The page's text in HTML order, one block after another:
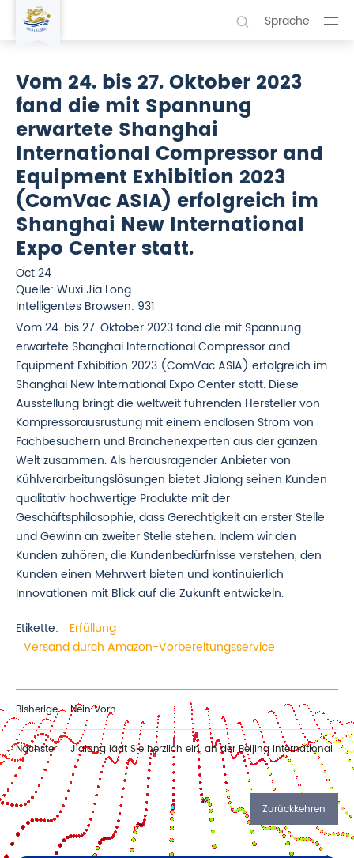
Sprache
Vom 24. bis 27. Oktober 2023
fand die mit Spannung
erwartete Shanghai
International Compressor and
Equipment Exhibition 2023
(ComVac ASIA) erfolgreich im
Shanghai New International
Expo Center statt.
Oct 24
Quelle: Wuxi Jia Long.
Intelligentes Browsen: 931
Vom 24. bis 27. Oktober 2023 fand die mit Spannung
erwartete Shanghai International Compressor and
Equipment Exhibition 2023 (ComVac ASIA) erfolgreich im
Shanghai New International Expo Center statt. Diese
Ausstellung bringt die weltweit führenden Hersteller von
Kompressorausrüstung mit einem endlosen Strom von
Fachbesuchern und Branchenexperten aus der ganzen
Welt zusammen. Als herausragender Anbieter von
Kühlverarbeitungslösungen bietet Jialong seinen Kunden
qualitativ hochwertige Produkte mit der
Geschäftsphilosophie, dass Gerechtigkeit an erster Stelle
und Gewinn an zweiter Stelle stehen. Indem wir den
Kunden zuhören, die Kundenbedürfnisse verstehen, den
Kunden einen Mehrwert bieten und kontinuierlich
Innovationen mit Blick auf die Zukunft entwickeln.
Etikette:
Erfüllung
Versand durch Amazon-Vorbereitungsservice
Bisherige Nein Vorh
Nächster Jialong lädt Sie herzlich ein, an der Beijing International
Wind Energy Conference teilzunehmen!
Zurückkehren